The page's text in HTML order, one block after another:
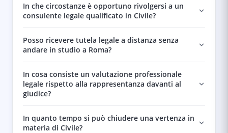
In che circostanze è opportuno rivolgersi a un
consulente legale qualificato in Civile?
Posso ricevere tutela legale a distanza senza
andare in studio a Roma?
In cosa consiste un valutazione professionale
legale rispetto alla rappresentanza davanti al
giudice?
In quanto tempo si può chiudere una vertenza in
materia di Civile?